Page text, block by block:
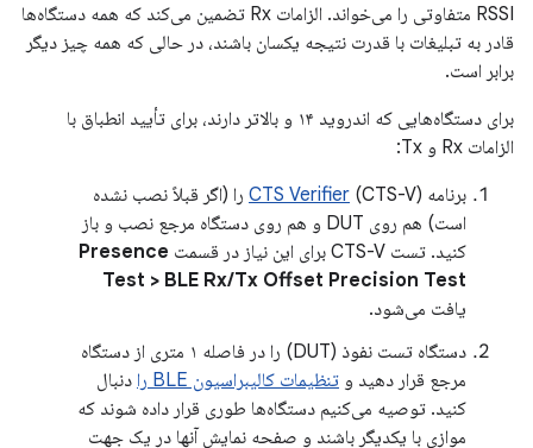
RSSI متفاوتی را می‌خواند. الزامات Rx تضمین می‌کند که همه دستگاه‌ها
قادر به تبلیغات با قدرت نتیجه یکسان باشند، در حالی که همه چیز دیگر
برابر است.
برای دستگاه‌هایی که اندروید ۱۴ و بالاتر دارند، برای تأیید انطباق با
الزامات Rx و Tx:
برنامه
CTS Verifier (CTS-V) را (اگر قبلاً نصب نشده
است) هم روی DUT و هم روی دستگاه مرجع نصب و باز
کنید. تست CTS-V برای این نیاز در قسمت
Presence
Test > BLE Rx/Tx Offset Precision Test
یافت می‌شود.
دستگاه تست نفوذ (DUT) را در فاصله ۱ متری از دستگاه
مرجع قرار دهید و تنظیمات کالیبراسیون BLE را
دنبال
کنید. توصیه می‌کنیم دستگاه‌ها طوری قرار داده شوند که
موازی با یکدیگر باشند و صفحه نمایش آنها در یک جهت